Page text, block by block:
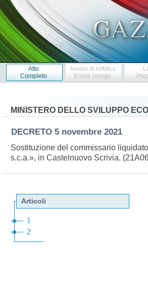
Atto
Completo
Avviso di rettifica
Errata corrige
MINISTERO DELLO SVILUPPO
DECRETO 5 novembre 2021
Sostituzione del commissario
s.c.a.», in Castelnuovo Scrivia.